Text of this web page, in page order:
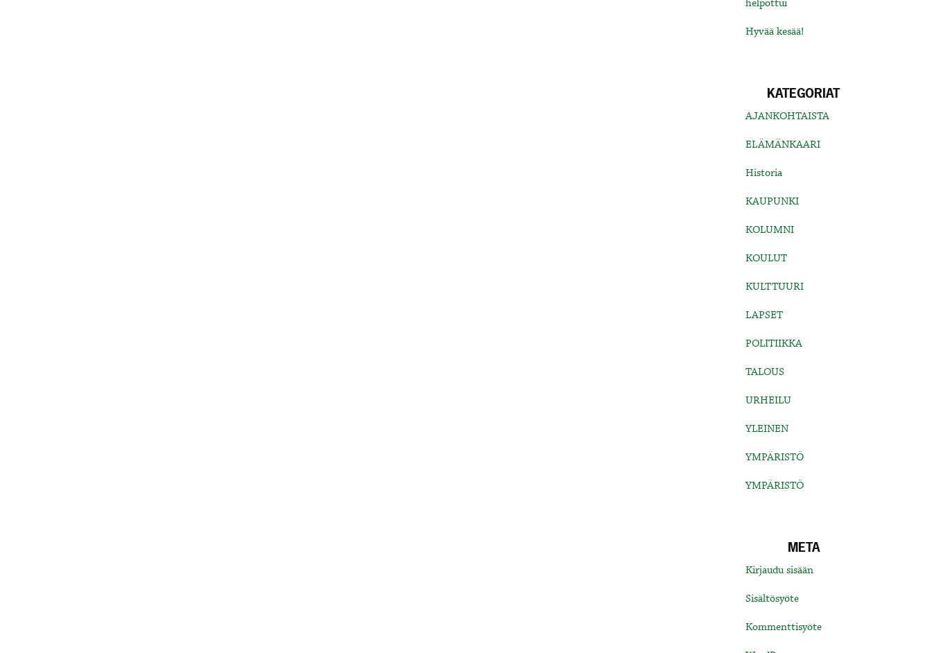
helpottui
Hyvää kesää!
KATEGORIAT
AJANKOHTAISTA
ELÄMÄNKAARI
Historia
KAUPUNKI
KOLUMNI
KOULUT
KULTTUURI
LAPSET
POLITIIKKA
TALOUS
URHEILU
YLEINEN
YMPÄRISTÖ
YMPÄRISTÖ
META
Kirjaudu sisään
Sisältösyöte
Kommenttisyöte